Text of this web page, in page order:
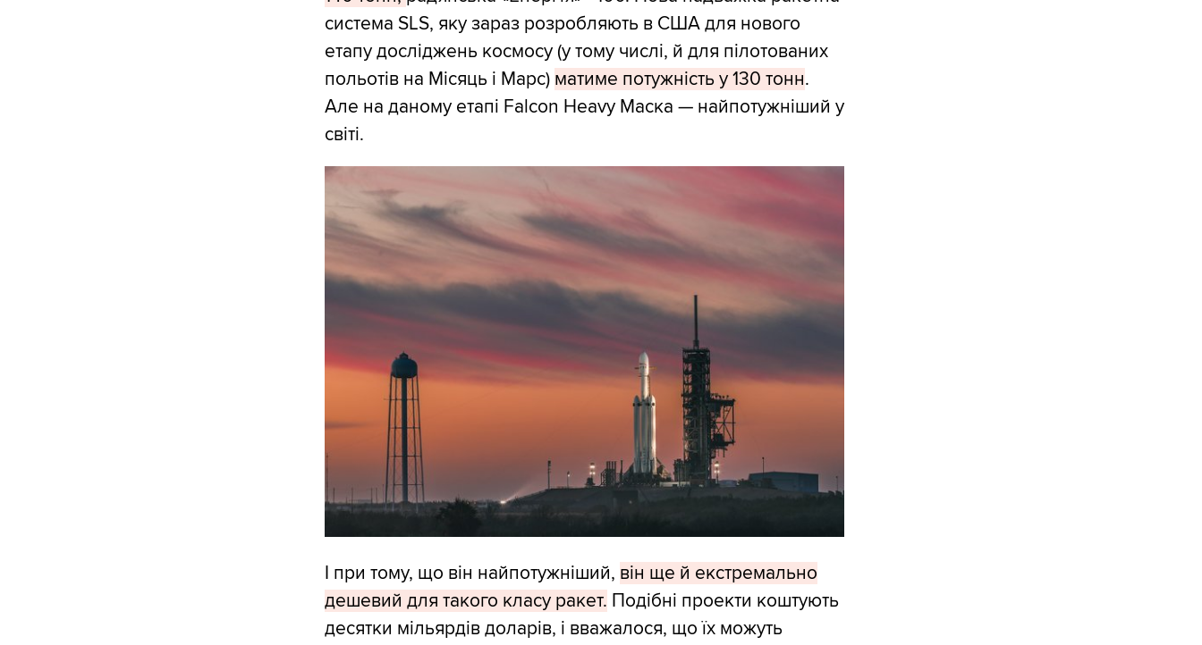
система SLS, яку зараз розробляють в США для нового
етапу досліджень космосу (у тому числі, й для пілотованих
польотів на Місяць і Марс) матиме потужність у 130 тонн.
Але на даному етапі Falcon Heavy Маска — найпотужніший у
світі.
І при тому, що він найпотужніший, він ще й екстремально
дешевий для такого класу ракет. Подібні проекти коштують
десятки мільярдів доларів, і вважалося, що їх можуть